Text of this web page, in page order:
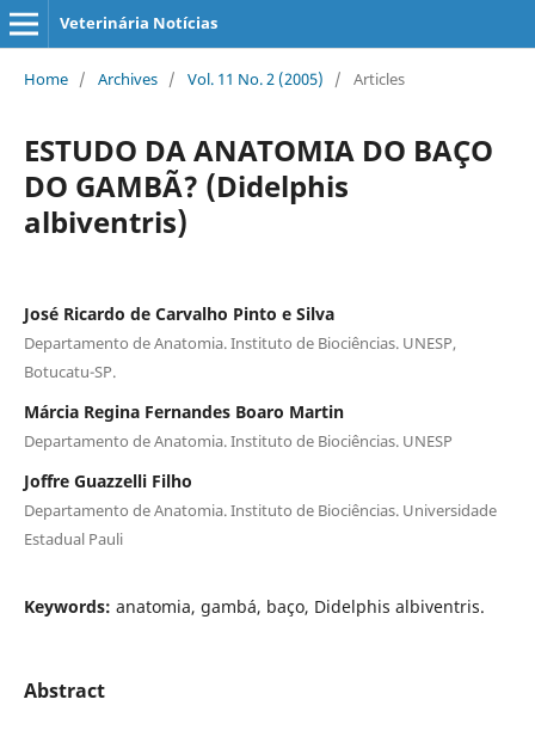
Veterinária Notícias
Home / Archives / Vol. 11 No. 2 (2005) / Articles
ESTUDO DA ANATOMIA DO BAÇO
DO GAMBÃ? (Didelphis
albiventris)
José Ricardo de Carvalho Pinto e Silva
Departamento de Anatomia. Instituto de Biociências. UNESP,
Botucatu-SP.
Márcia Regina Fernandes Boaro Martin
Departamento de Anatomia. Instituto de Biociências. UNESP
Joffre Guazzelli Filho
Departamento de Anatomia. Instituto de Biociências. Universidade
Estadual Pauli
Keywords: anatomia, gambá, baço, Didelphis albiventris.
Abstract